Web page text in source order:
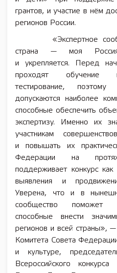
грантов, и участие в нём
регионов России.
«Экспертное
страна — моя
и укрепляется. Перед
проходят обучение и
тестирование,
допускаются наиболее
способные обеспечить
экспертизу. Именно их
участникам
и повышать их
Федерации на
поддерживает конкурс
выявления и
Уверена, что и в
сообщество поможет
способные внести
регионов и всей страны»,
Комитета Совета
и культуре,
Всероссийского